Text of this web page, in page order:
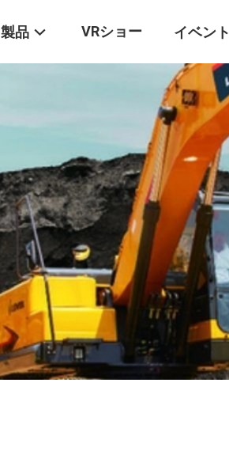
製品 VRショー イベント